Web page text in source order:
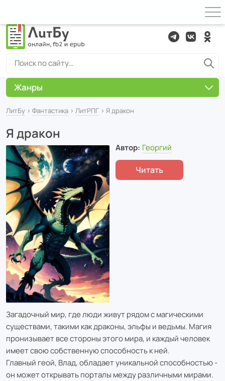
ЛитБу › Фантастика › ЛитРПГ › Я дракон
Я дракон
Автор: Георгий
Читать
Загадочный мир, где люди живут рядом с магическими
существами, такими как драконы, эльфы и ведьмы. Магия
пронизывает все стороны этого мира, и каждый человек
имеет свою собственную способность к ней.
Главный геой, Влад, обладает уникальной способностью -
он может открывать порталы между различными мирами.
Жанры